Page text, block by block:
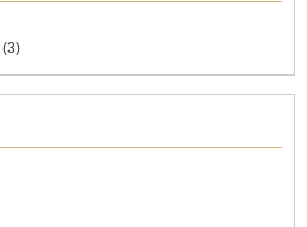
(3)